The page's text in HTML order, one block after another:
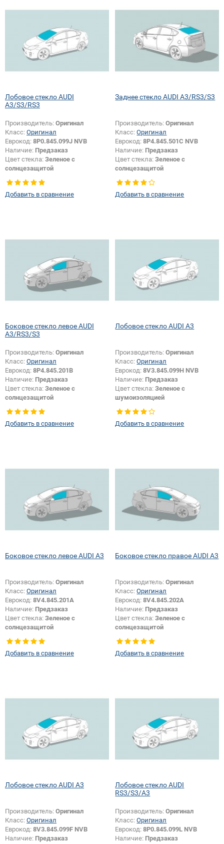
Лобовое стекло AUDI
A3/S3/RS3
Производитель: Оригинал
Класс: Оригинал
Еврокод: 8P0.845.099J NVB
Наличие: Предзаказ
Цвет стекла: Зеленое с
солнцезащитой
Добавить в сравнение
Заднее стекло AUDI A3/RS3/S3
Производитель:Оригинал
Класс:Оригинал
Еврокод:8P4.845.501C NVB
Наличие: Предзаказ
Цвет стекла:Зеленое с
солнцезащитой
Тип стекла:Заднее стекло
Добавить в сравнение
Боковое стекло левое AUDI
A3/RS3/S3
Производитель: Оригинал
Класс: Оригинал
Еврокод: 8P4.845.201B
Наличие: Предзаказ
Цвет стекла: Зеленое с
солнцезащитой
Тип кузова: Хетчбек
Тип стекла:Боковое стекло левое
Добавить в сравнение
Лобовое стекло AUDI A3
Производитель:Оригинал
Класс:Оригинал
Еврокод:8V3.845.099H NVB
Наличие: Предзаказ
Цвет стекла:Зеленое с
шумоизоляцией
Тип кузова:Хетчбек
Добавить в сравнение
Боковое стекло левое AUDI A3
Производитель: Оригинал
Класс: Оригинал
Еврокод: 8V4.845.201A
Наличие: Предзаказ
Цвет стекла: Зеленое с
солнцезащитой
Тип стекла:Боковое стекло левое
Добавить в сравнение
Боковое стекло правое AUDI A3
Производитель:Оригинал
Класс:Оригинал
Еврокод:8V4.845.202A
Наличие: Предзаказ
Цвет стекла:Зеленое с
солнцезащитой
Тип стекла:Боковое стекло
правое
Добавить в сравнение
Лобовое стекло AUDI A3
Производитель: Оригинал
Класс: Оригинал
Еврокод: 8V3.845.099F NVB
Наличие: Предзаказ
Лобовое стекло AUDI
RS3/S3/A3
Производитель:Оригинал
Класс:Оригинал
Еврокод:8P0.845.099L NVB
Наличие: Предзаказ